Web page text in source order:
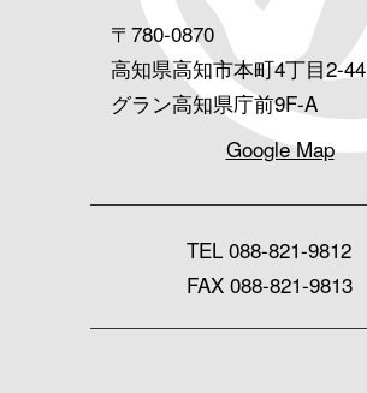
〒780-0870
高知県高知市本町4丁目2-44
グラン高知県庁前9F-A
Google Map
TEL088-821-9812
FAX 088-821-9813